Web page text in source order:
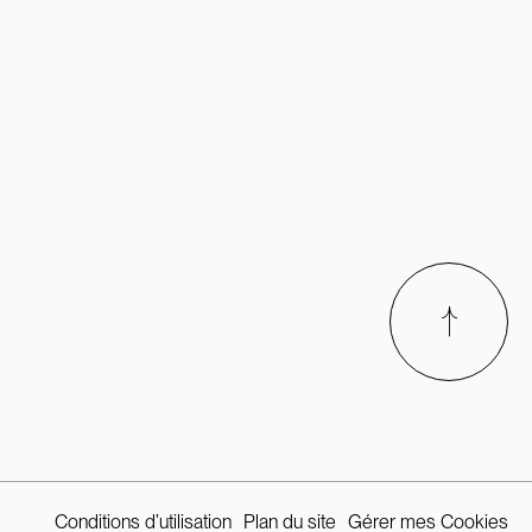
Conditions d’utilisation Plan du site Gérer mes Cookies